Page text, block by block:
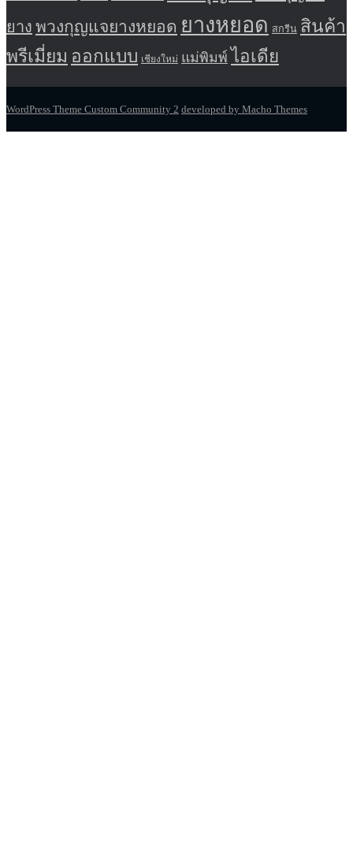
ยาง พวงกุญแจยางหยอด ยางหยอด สกรีน สินค้า
พรีเมี่ยม ออกแบบ เชียงใหม่ แม่พิมพ์ ไอเดีย
WordPress Theme Custom Community 2 developed by Macho Themes